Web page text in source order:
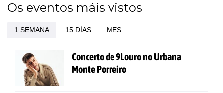
Os eventos máis vistos
1 SEMANA 15 DÍAS MES
Concerto de 9Louro no Urbana
Monte Porreiro